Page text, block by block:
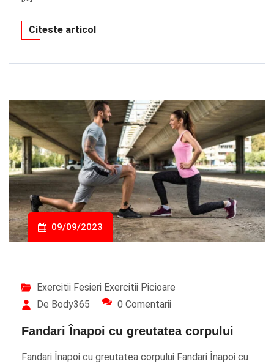
Citeste articol
09/09/2023
Exercitii Fesieri Exercitii Picioare
De Body365
0 Comentarii
Fandari Înapoi cu greutatea corpului
Fandari Înapoi cu greutatea corpului Fandari Înapoi cu